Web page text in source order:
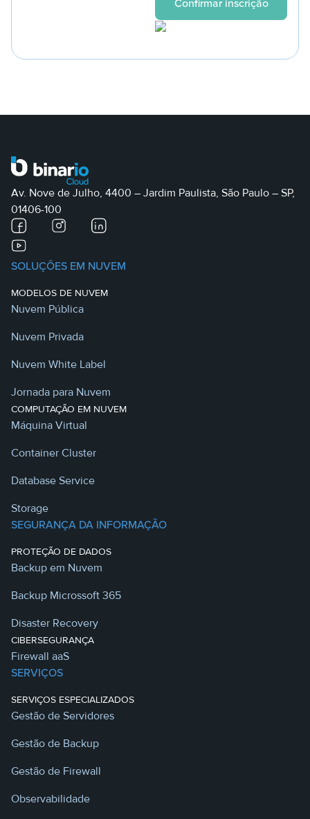
Av. Nove de Julho, 4400 – Jardim Paulista, São Paulo – SP,
01406-100
SOLUÇÕES EM NUVEM
MODELOS DE NUVEM
Nuvem Pública
Nuvem Privada
Nuvem White Label
Jornada para Nuvem
COMPUTAÇÃO EM NUVEM
Máquina Virtual
Container Cluster
Database Service
Storage
SEGURANÇA DA INFORMAÇÃO
PROTEÇÃO DE DADOS
Backup em Nuvem
Backup Microssoft 365
Disaster Recovery
CIBERSEGURANÇA
Firewall aaS
SERVIÇOS
SERVIÇOS ESPECIALIZADOS
Gestão de Servidores
Gestão de Backup
Gestão de Firewall
Observabilidade